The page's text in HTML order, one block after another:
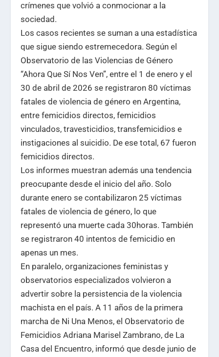
crímenes que volvió a conmocionar a la
sociedad.
Los casos recientes se suman a una estadística
que sigue siendo estremecedora. Según el
Observatorio de las Violencias de Género
“Ahora Que Sí Nos Ven”, entre el 1 de enero y el
30 de abril de 2026 se registraron 80 víctimas
fatales de violencia de género en Argentina,
entre femicidios directos, femicidios
vinculados, travesticidios, transfemicidios e
instigaciones al suicidio. De ese total, 67 fueron
femicidios directos.
Los informes muestran además una tendencia
preocupante desde el inicio del año. Solo
durante enero se contabilizaron 25 víctimas
fatales de violencia de género, lo que
representó una muerte cada 30horas. También
se registraron 40 intentos de femicidio en
apenas un mes.
En paralelo, organizaciones feministas y
observatorios especializados volvieron a
advertir sobre la persistencia de la violencia
machista en el país. A 11 años de la primera
marcha de Ni Una Menos, el Observatorio de
Femicidios Adriana Marisel Zambrano, de La
Casa del Encuentro, informó que desde junio de